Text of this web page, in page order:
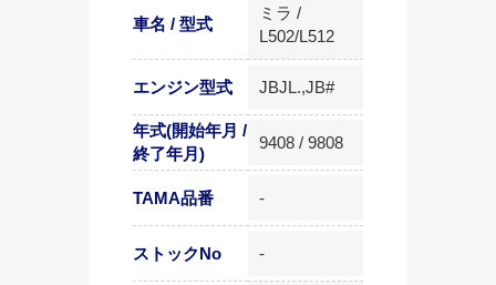
車名 / 型式
ミラ /
L502/L512
エンジン型式 JBJL.,JB#
年式(開始年月 /
終了年月)
9408 / 9808
TAMA品番 -
ストックNo -